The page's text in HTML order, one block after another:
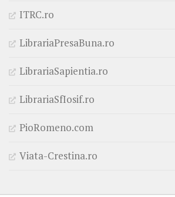
ITRC.ro
LibrariaPresaBuna.ro
LibrariaSapientia.ro
LibrariaSfIosif.ro
PioRomeno.com
Viata-Crestina.ro